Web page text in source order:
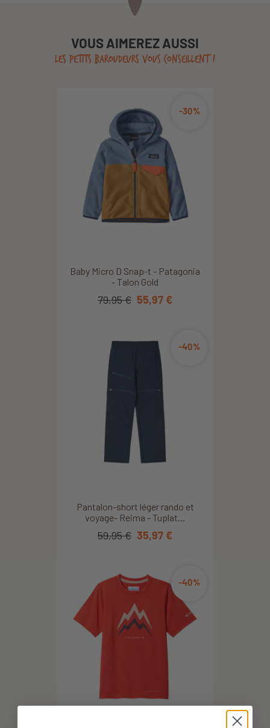
VOUS AIMEREZ AUSSI
LES PETITS BAROUDEURS VOUS CONSEILLENT !
Baby Micro D Snap-t - Patagonia
- Talon Gold
-30%
79,95 € 55,97 €
Pantalon-short léger rando et
voyage- Reima - Tuplat...
-40%
59,95 € 35,97 €
-40%